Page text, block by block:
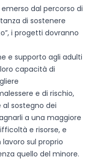
dal percorso di
di sostenere
i progetti dovranno
e supporto agli adulti
capacità di
e di rischio,
sostegno dei
a una maggiore
e risorse, e
sul proprio
quello del minore.